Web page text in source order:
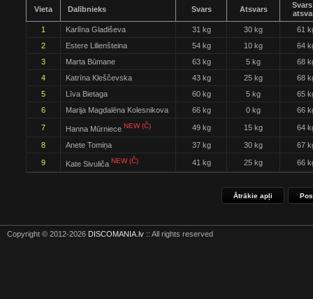
Vieta Dalībnieks Svars Atsvars
1
Karlīna Gladiševa 31 kg 30 kg
61
2
Estere Lilienšteina 54 kg 10 kg
64
3
Marta Būmane 63 kg 5 kg
68
4
Katrīna Kleščevska 43 kg 25 kg
68
5
Līva Bietaga 60 kg 5 kg
65
6
Marija Magdalēna Kolesnikova 66 kg 0 kg 66
7 Hanna Mūrniece NEW (Č) 49 kg 15 kg 64
8 Anete Tomiņa 37 kg 30 kg 67
9 Kate Sivuliča NEW (Č) 41 kg 25 kg 66
Ātrākie apļi
Copyright © 2012-2026 DISCOMANIA.lv :: All rights reserved